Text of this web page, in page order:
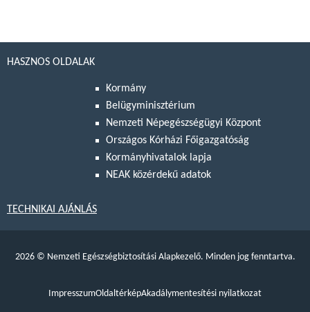
HASZNOS OLDALAK
Kormány
Belügyminisztérium
Nemzeti Népegészségügyi Központ
Országos Kórházi Főigazgatóság
Kormányhivatalok lapja
NEAK közérdekű adatok
TECHNIKAI AJÁNLÁS
2026 © Nemzeti Egészségbiztosítási Alapkezelő. Minden jog fenntartva.
ImpresszumOldaltérképAkadálymentesítési nyilatkozat